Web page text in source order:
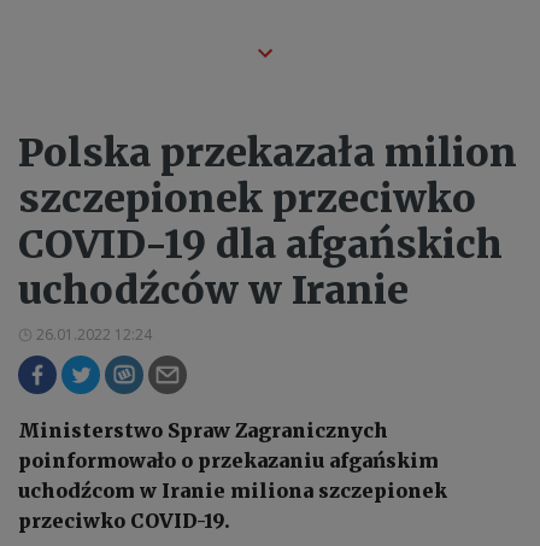
Polska przekazała milion
szczepionek przeciwko
COVID-19 dla afgańskich
uchodźców w Iranie
26.01.2022 12:24
Ministerstwo Spraw Zagranicznych
poinformowało o przekazaniu afgańskim
uchodźcom w Iranie miliona szczepionek
przeciwko COVID-19.